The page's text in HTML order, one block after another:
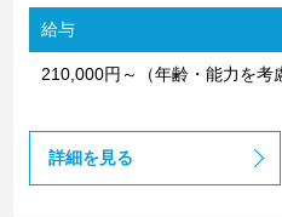
給与
210,000円～（年齢・能力を考
詳細を見る